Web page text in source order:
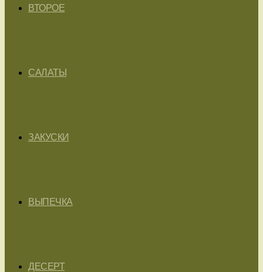
ВТОРОЕ
САЛАТЫ
ЗАКУСКИ
ВЫПЕЧКА
ДЕСЕРТ